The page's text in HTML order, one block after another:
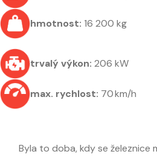
hmotnost: 16 200 kg
trvalý výkon: 206 kW
max. rychlost: 70 km/h
Byla to doba, kdy se železnice